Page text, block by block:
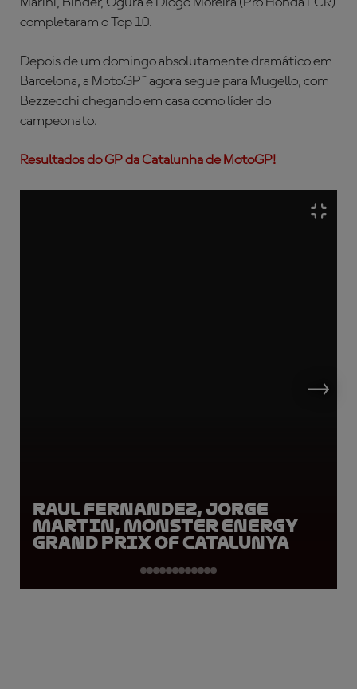
completaram o Top 10.
Depois de um domingo absolutamente dramático em
Barcelona, a MotoGP™ agora segue para Mugello, com
Bezzecchi chegando em casa como líder do
campeonato.
Resultados do GP da Catalunha de MotoGP!
Raul Fernandez, Jorge
Martin, Monster Energy
Grand Prix of Catalunya